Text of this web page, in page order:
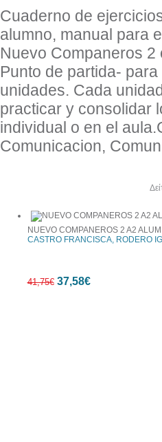
Cuaderno de
alumno, manual para
Nuevo Companeros
Punto de partida-
unidades. Cada
practicar y consolidar
individual o en el
Comunicacion,
NUEVO COMPANEROS 2 A2
CASTRO FRANCISCA, RODERO
41,75€ 37,58€